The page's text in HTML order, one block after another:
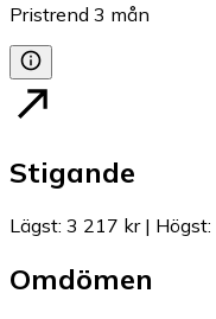
Pristrend 3 mån
Stigande
Lägst: 3 217 kr| Högst:
Omdömen